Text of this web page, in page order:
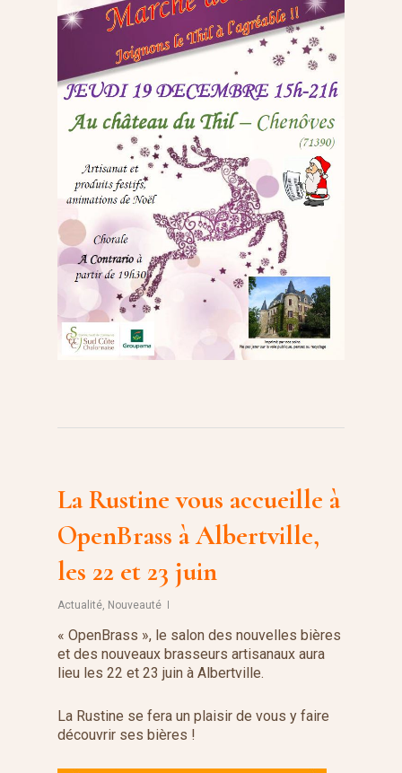
La Rustine vous accueille à
OpenBrass à Albertville,
les 22 et 23 juin
Actualité, Nouveauté
« OpenBrass », le salon des nouvelles bières
et des nouveaux brasseurs artisanaux aura
lieu les 22 et 23 juin à Albertville.
La Rustine se fera un plaisir de vous y faire
découvrir ses bières !